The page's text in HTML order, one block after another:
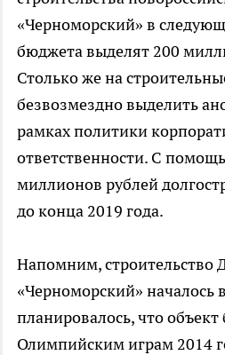
«Черноморский» в
бюджета выделят 200
Столько же на
безвозмездно выделить
рамках политики
ответственности. С
миллионов рублей
до конца 2019 года.
Напомним, строительство
«Черноморский» началось
планировалось, что
Олимпийским играм 2014